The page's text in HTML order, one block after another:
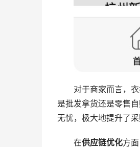
对于商家而言，
是批发拿货还是零售
无忧，极大地提升了采
在供应链优化方